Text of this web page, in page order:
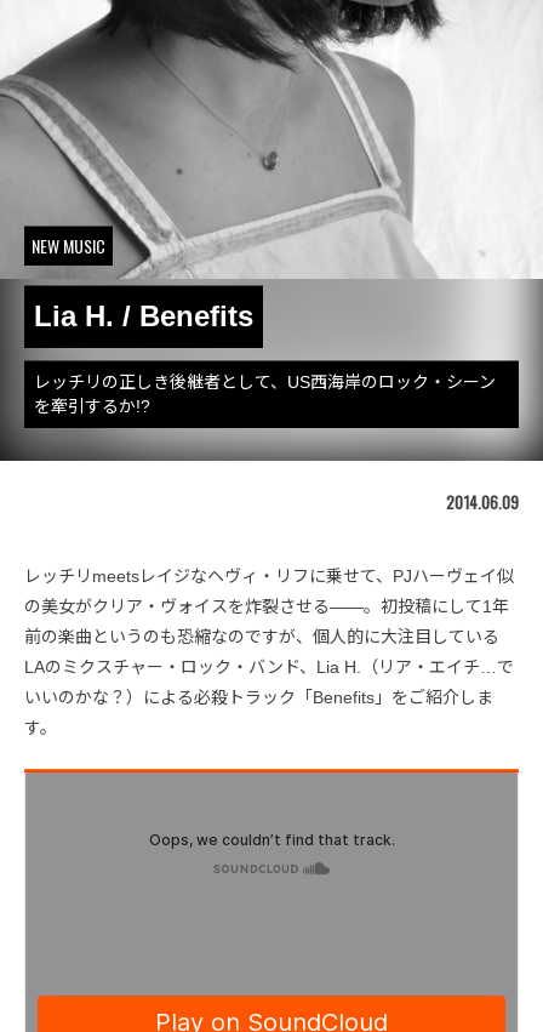
NEW MUSIC
Lia H. / Benefits
レッチリの正しき後継者として、US西海岸のロック・シーン
を牽引するか!?
2014.06.09
レッチリmeetsレイジなヘヴィ・リフに乗せて、PJハーヴェイ似
の美女がクリア・ヴォイスを炸裂させる――。初投稿にして1年
前の楽曲というのも恐縮なのですが、個人的に大注目している
LAのミクスチャー・ロック・バンド、Lia H.（リア・エイチ…で
いいのかな？）による必殺トラック「Benefits」をご紹介しま
す。